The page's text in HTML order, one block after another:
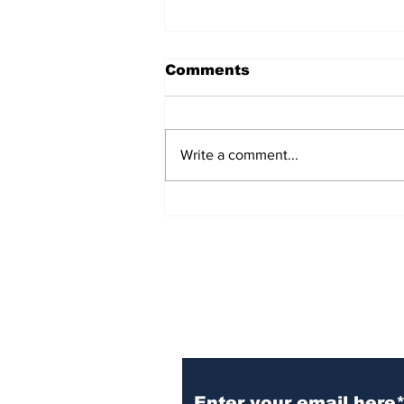
महाभारत के महिला पात्र
महाभारत के महिला पात्र क्या आप ने कभी
सकता है। देखा जाये तो महाभारत पुरुषों की
कथा है। महिला पात्र हैं ही कितने। न के
Comments
Write a comment...